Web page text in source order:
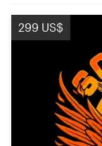
299 US$